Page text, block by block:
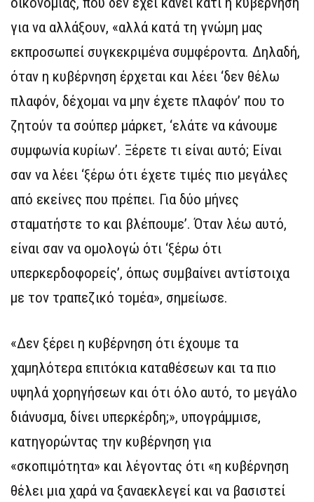
για να αλλάξουν, «αλλά κατά τη γνώμη μας
εκπροσωπεί συγκεκριμένα συμφέροντα. Δηλαδή,
όταν η κυβέρνηση έρχεται και λέει ‘δεν θέλω
πλαφόν, δέχομαι να μην έχετε πλαφόν’ που το
ζητούν τα σούπερ μάρκετ, ‘ελάτε να κάνουμε
συμφωνία κυρίων’. Ξέρετε τι είναι αυτό; Είναι
σαν να λέει ‘ξέρω ότι έχετε τιμές πιο μεγάλες
από εκείνες που πρέπει. Για δύο μήνες
σταματήστε το και βλέπουμε’. Όταν λέω αυτό,
είναι σαν να ομολογώ ότι ‘ξέρω ότι
υπερκερδοφορείς’, όπως συμβαίνει αντίστοιχα
με τον τραπεζικό τομέα», σημείωσε.
«Δεν ξέρει η κυβέρνηση ότι έχουμε τα
χαμηλότερα επιτόκια καταθέσεων και τα πιο
υψηλά χορηγήσεων και ότι όλο αυτό, το μεγάλο
διάνυσμα, δίνει υπερκέρδη;», υπογράμμισε,
κατηγορώντας την κυβέρνηση για
«σκοπιμότητα» και λέγοντας ότι «η κυβέρνηση
θέλει μια χαρά να ξαναεκλεγεί και να βασιστεί